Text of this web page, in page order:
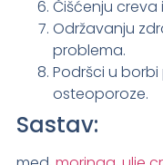
Čišćenju
Održavanju
problema.
Podršci u
osteoporoze.
Sastav: